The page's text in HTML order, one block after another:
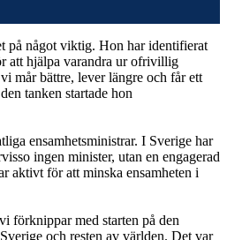
på något viktig. Hon har identifierat
att hjälpa varandra ur ofrivillig
mår bättre, lever längre och får ett
tanken startade hon
ensamhetsministrar. I Sverige har
ingen minister, utan en engagerad
aktivt för att minska ensamheten i
förknippar med starten på den
och resten av världen. Det var